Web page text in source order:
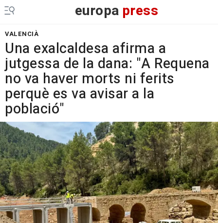
europa press
VALENCIÀ
Una exalcaldesa afirma a
jutgessa de la dana: "A Requena
no va haver morts ni ferits
perquè es va avisar a la
població"